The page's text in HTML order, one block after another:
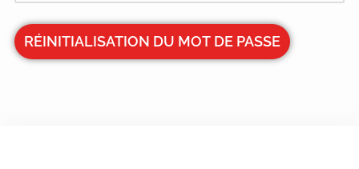
RÉINITIALISATION DU MOT DE PASSE